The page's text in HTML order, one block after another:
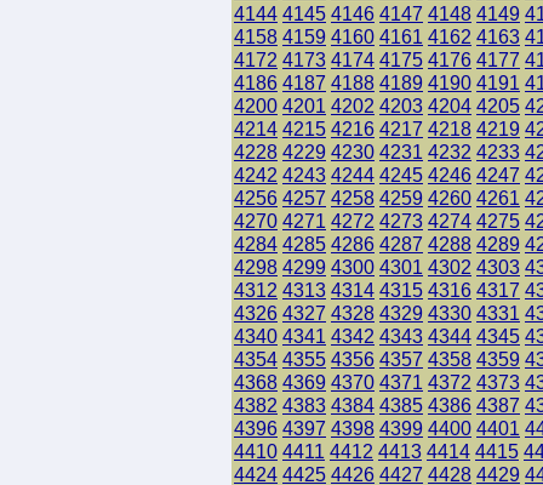
4144 4145 4146 4147 4148 4149
4158 4159 4160 4161 4162 4163
4172 4173 4174 4175 4176 4177
4186 4187 4188 4189 4190 4191
4200 4201 4202 4203 4204 4205
4214 4215 4216 4217 4218 4219
4228 4229 4230 4231 4232 4233
4242 4243 4244 4245 4246 4247
4256 4257 4258 4259 4260 4261
4270 4271 4272 4273 4274 4275
4284 4285 4286 4287 4288 4289
4298 4299 4300 4301 4302 4303
4312 4313 4314 4315 4316 4317
4326 4327 4328 4329 4330 4331
4340 4341 4342 4343 4344 4345
4354 4355 4356 4357 4358 4359
4368 4369 4370 4371 4372 4373
4382 4383 4384 4385 4386 4387
4396 4397 4398 4399 4400 4401
4410 4411 4412 4413 4414 4415
4424 4425 4426 4427 4428 4429